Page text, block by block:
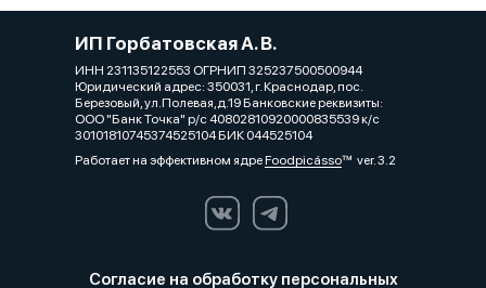
ИП Горбатовская А. В.
ИНН 231135122553 ОГРНИП 325237500500944
Юридический адрес: 350031, г. Краснодар, пос.
Березовый, ул.Полевая,д.19 Банковские реквизиты:
ООО "Банк Точка" р/с 40802810920000835539 к/с
30101810745374525104 БИК 044525104
Работает на эффективном ядреFoodpicássover. 3.2
Согласие на обработку персональных